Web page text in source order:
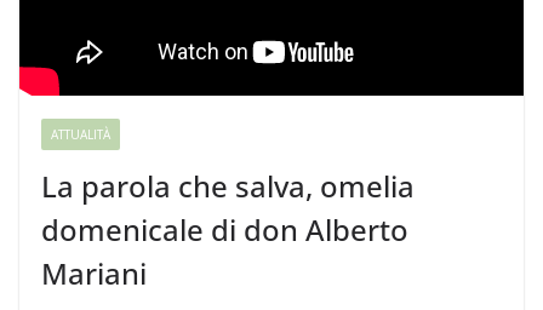
ATTUALITÀ
La parola che salva, omelia
domenicale di don Alberto
Mariani